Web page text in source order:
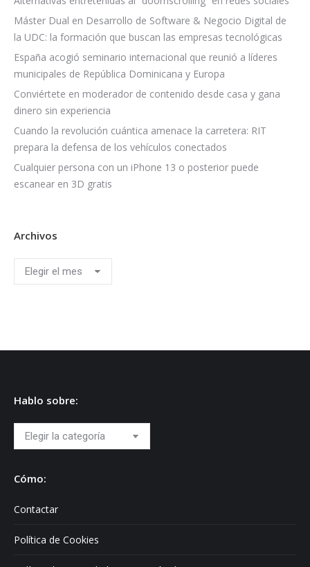
Máster Dual en Desarrollo de Software & Negocio Digital de
la UDC: la formación que buscan las empresas tecnológicas
España acogió seminario internacional que reunió a líderes
municipales de República Dominicana y Europa
Conviértete en moderador de contenido desde casa y gana
dinero sin experiencia
Cuando la revolución cuántica amenace la carretera: RIT
prepara la defensa de los vehículos conectados
Cualquier persona con un iPhone 13 o posterior puede
escanear en 3D gratis
Archivos
Archivos
Hablo sobre:
Hablo
sobre:
Cómo:
Contactar
Política de Cookies